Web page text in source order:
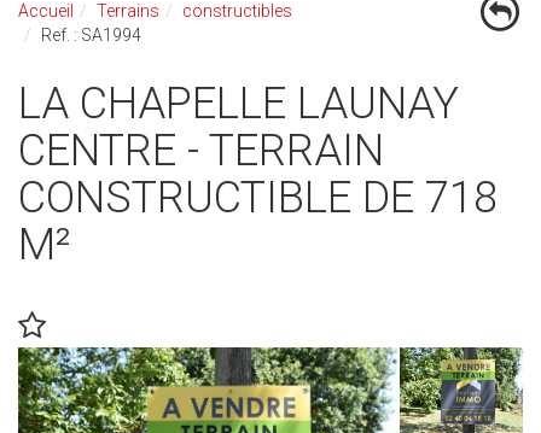
Accueil Terrains
constructibles
Ref. : SA1994
LA CHAPELLE LAUNAY
CENTRE - TERRAIN
CONSTRUCTIBLE DE 718
M²